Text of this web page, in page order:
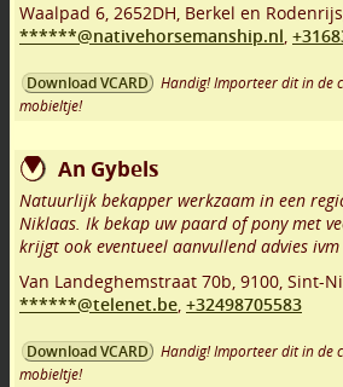
Waalpad 6, 2652DH, Berkel en Rodenrijs
******@nativehorsemanship.nl,
Download VCARD
Handig! Importeer dit in de
mobieltje!
An Gybels
Natuurlijk bekapper werkzaam in een
Niklaas. Ik bekap uw paard of pony met
krijgt ook eventueel aanvullend advies ivm
Van Landeghemstraat 70b, 9100, Sint-
******@telenet.be, +32498705583
Download VCARD
Handig! Importeer dit in de
mobieltje!